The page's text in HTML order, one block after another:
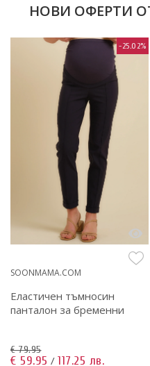
НОВИ ОФЕРТИ ОТ
-25.02%
SOONMAMA.COM
Еластичен тъмносин
панталон за бременни
€ 79.95
€ 59.95 / 117.25 лв.